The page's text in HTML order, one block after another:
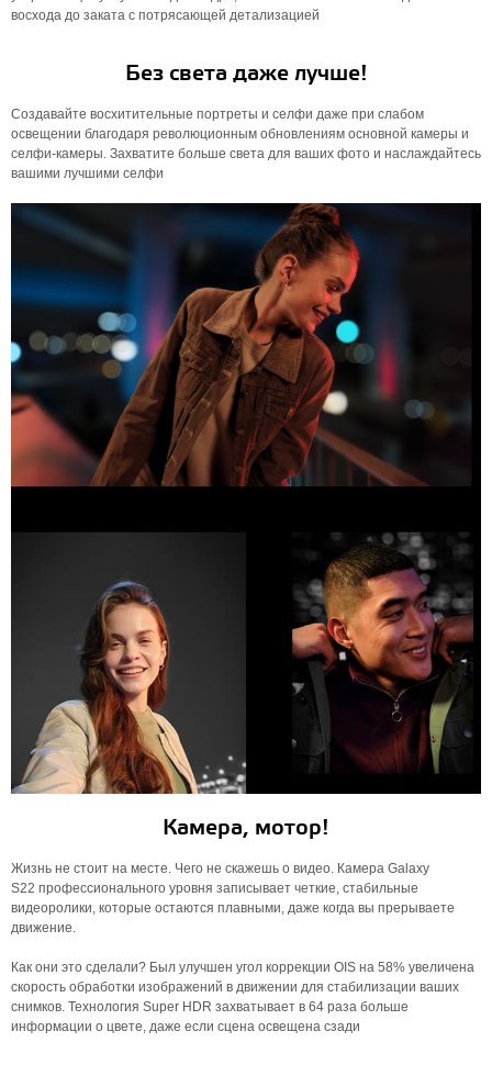
восхода до заката с потрясающей детализацией
Без света даже лучше!
Создавайте восхитительные портреты и селфи даже при слабом
освещении благодаря революционным обновлениям основной камеры и
селфи-камеры. Захватите больше света для ваших фото и наслаждайтесь
вашими лучшими селфи
Камера, мотор!
Жизнь не стоит на месте. Чего не скажешь о видео. Камера Galaxy
S22 профессионального уровня записывает четкие, стабильные
видеоролики, которые остаются плавными, даже когда вы прерываете
движение.
Как они это сделали? Был улучшен угол коррекции OIS на 58% увеличена
скорость обработки изображений в движении для стабилизации ваших
снимков. Технология Super HDR захватывает в 64 раза больше
информации о цвете, даже если сцена освещена сзади